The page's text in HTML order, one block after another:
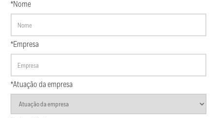
*Nome
*Empresa
*Atuação da empresa